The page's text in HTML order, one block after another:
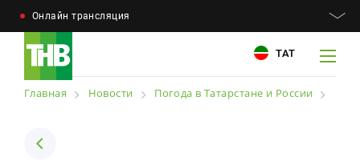
Онлайн трансляция
ТАТ
Главная Новости Погода в Татарстане и России